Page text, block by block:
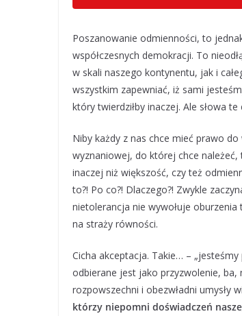
Poszanowanie odmienności, to
współczesnych demokracji. To
w skali naszego kontynentu, jak i
wszystkim zapewniać, iż sami
który twierdziłby inaczej. Ale słowa
Niby każdy z nas chce mieć prawo
wyznaniowej, do której chce należeć,
inaczej niż większość, czy też
to?! Po co?! Dlaczego?! Zwykle
nietolerancja nie wywołuje
na straży równości.
Cicha akceptacja. Takie… –
odbierane jest jako przyzwolenie,
rozpowszechni i obezwładni umysły
którzy niepomni doświadczeń